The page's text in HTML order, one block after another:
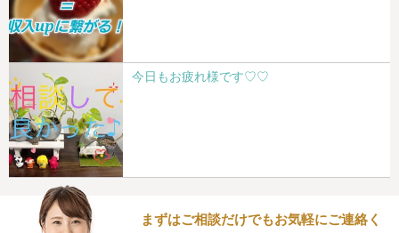
今日もお疲れ様です♡♡
まずはご相談だけでもお気軽にご連絡く